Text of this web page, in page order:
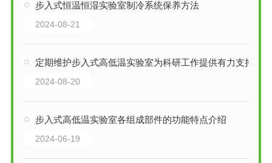
步入式恒温恒湿实验室制冷系统保养方法
2024-08-21
定期维护步入式高低温实验室为科研工作提供有力支持
2024-08-20
步入式高低温实验室各组成部件的功能特点介绍
2024-06-19